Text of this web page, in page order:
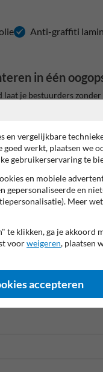
Anti-graffiti
in één
laat je bestuurders
bij daglicht en bij
en vergelijkbare
werkt, plaatsen we
gebruikerservaring te
en mobiele
gepersonaliseerde en
Meer
te klikken, ga je akkoord
voorweigeren, plaatsen
accepteren